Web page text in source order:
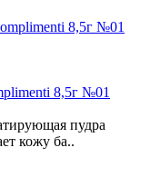
8,5г №01
пудра
кожу ба..